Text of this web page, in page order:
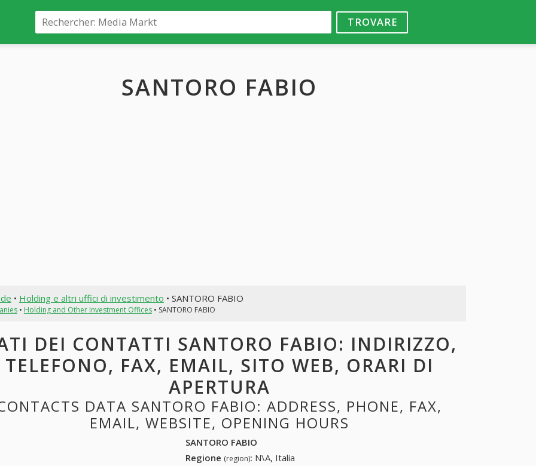
TROVARE
SANTORO FABIO
• Holding e altri uffici di investimento • SANTORO FABIO
• Holding and Other Investment Offices• SANTORO FABIO
DEI CONTATTI SANTORO FABIO: INDIRIZZO,
TELEFONO, FAX, EMAIL, SITO WEB, ORARI DI
APERTURA
DATA SANTORO FABIO: ADDRESS, PHONE, FAX,
EMAIL, WEBSITE, OPENING HOURS
SANTORO FABIO
Regione (region): N\A, Italia